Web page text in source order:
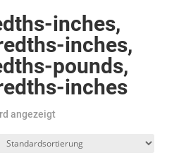
inches,
inches,
pounds,
inches
angezeigt